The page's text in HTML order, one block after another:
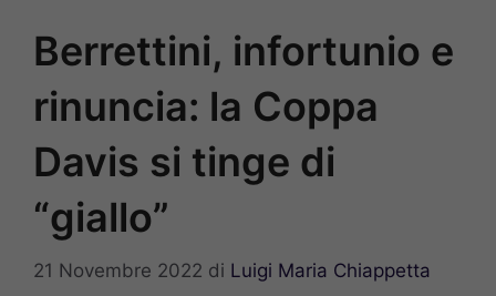
Berrettini, infortunio e
rinuncia: la Coppa
Davis si tinge di
“giallo”
21 Novembre 2022 di Luigi Maria Chiappetta